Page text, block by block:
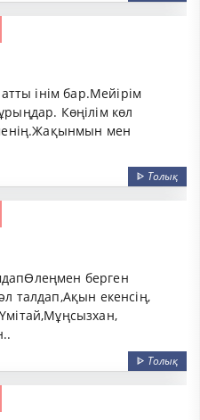
інім бар.Мейірім
Көңілім көл
мен
ᐈ Толық
берген
талдап,Ақын екенсің,
ᐈ Толық